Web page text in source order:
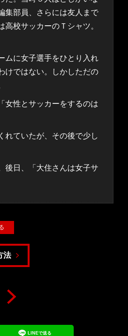
集部員、さらには友人まで
校サッカーのＴシャツ。
ムに女子選手をひとり入れ
けではない。しかしただの
女性とサッカーをするのは
ていたが、その後で少し
後日、「大住さんは女子サ
法
LINEで送る